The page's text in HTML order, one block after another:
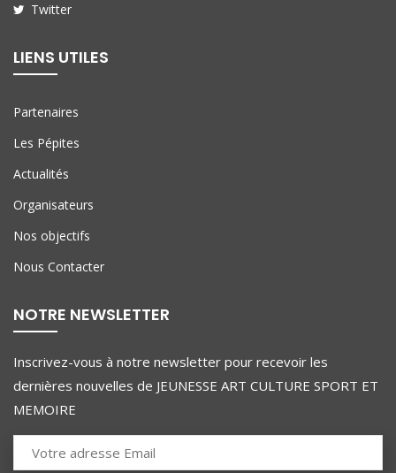
Twitter
LIENS UTILES
Partenaires
Les Pépites
Actualités
Organisateurs
Nos objectifs
Nous Contacter
NOTRE NEWSLETTER
Inscrivez-vous à notre newsletter pour recevoir les
dernières nouvelles de JEUNESSE ART CULTURE SPORT ET
MEMOIRE